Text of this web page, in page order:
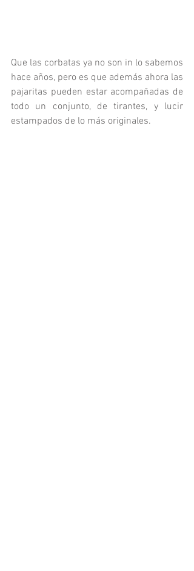
Que las corbatas ya no son in lo sabemos
hace años, pero es que además ahora las
pajaritas pueden estar acompañadas de
todo un conjunto, de tirantes, y lucir
estampados de lo más originales.